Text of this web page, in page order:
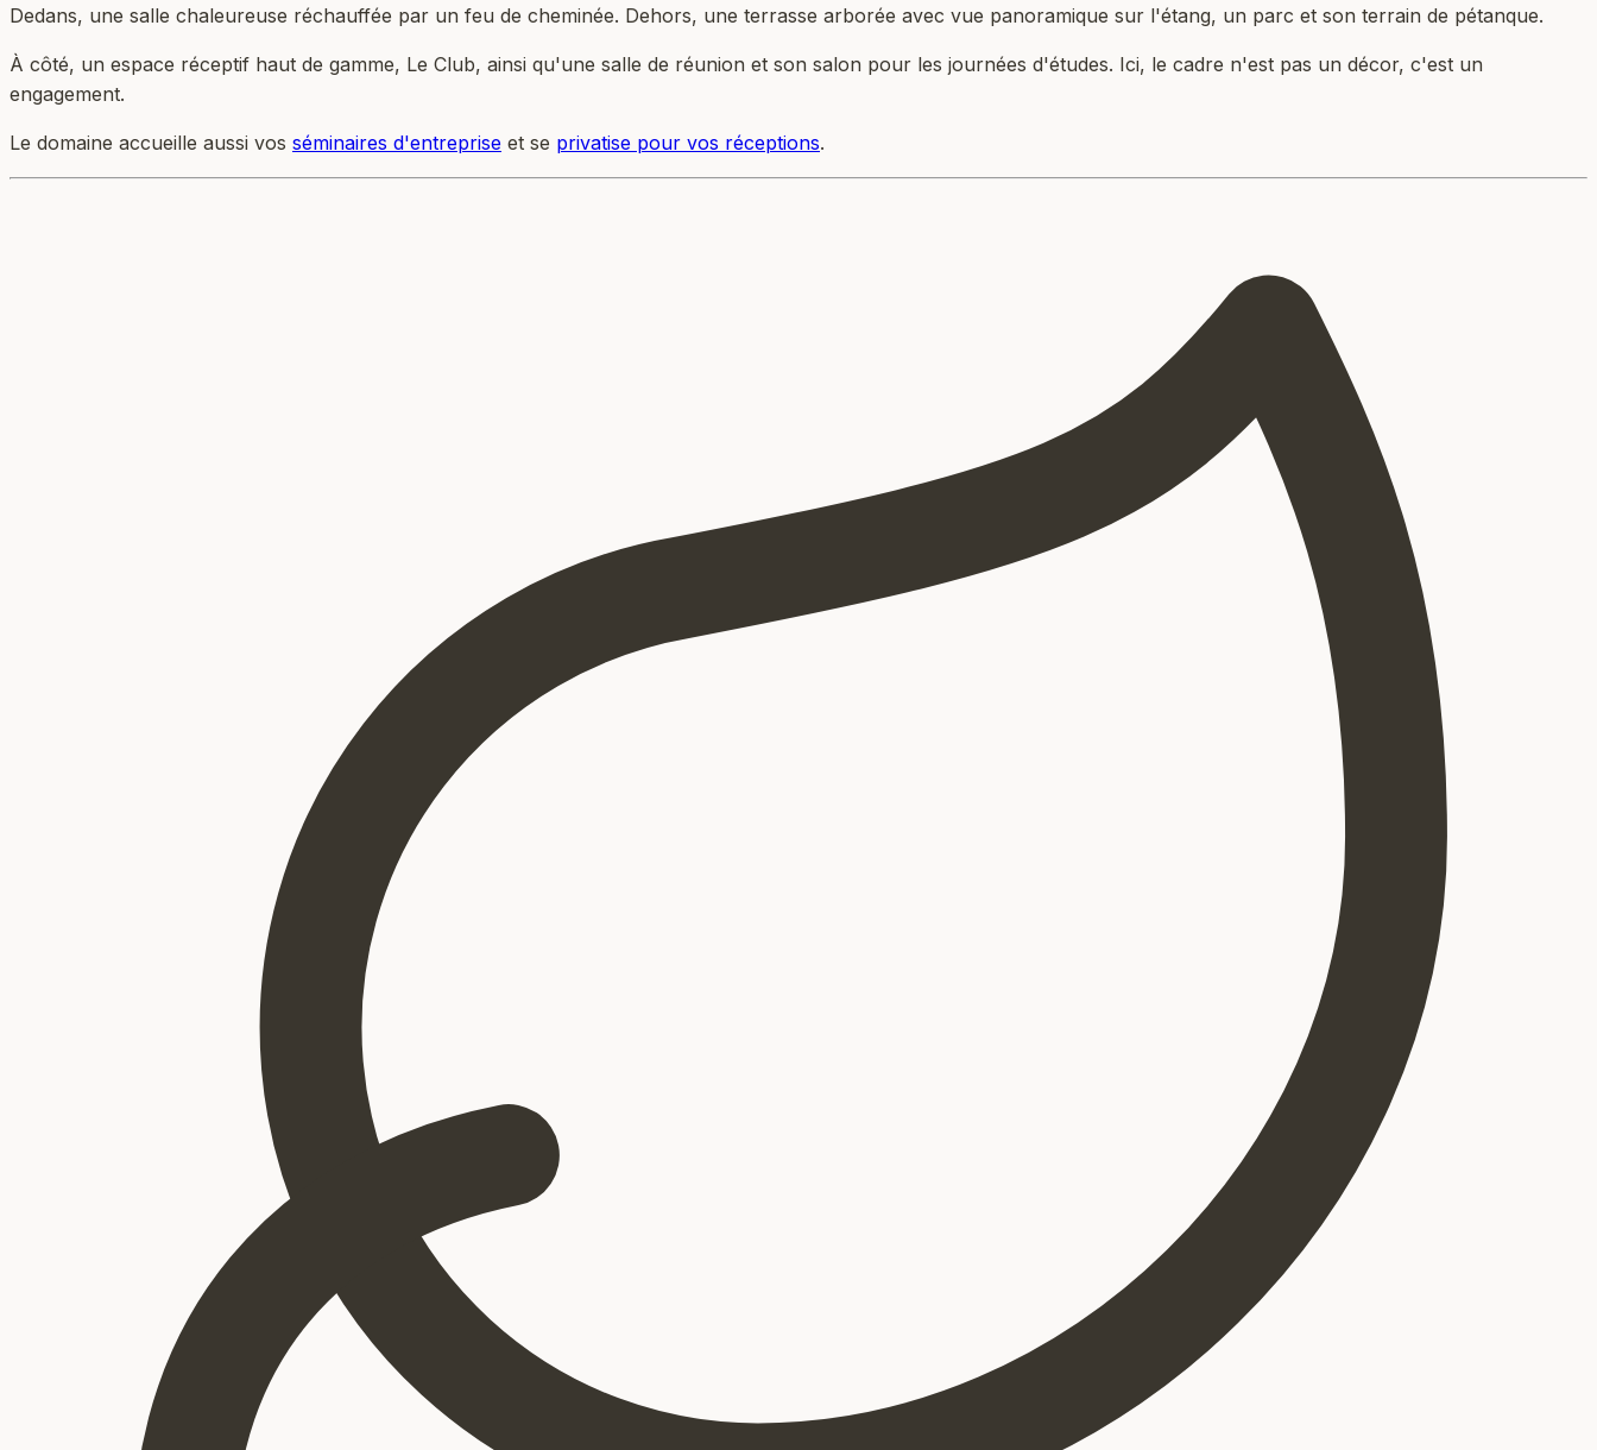
Dedans, une salle chaleureuse réchauffée par un feu de cheminée. Dehors, une terrasse arborée avec vue panoramique sur l'étang, un parc et son terrain de pétanque.
À côté, un espace réceptif haut de gamme, Le Club, ainsi qu'une salle de réunion et son salon pour les journées d'études. Ici, le cadre n'est pas un décor, c'est un
engagement.
Le domaine accueille aussi vos séminaires d'entreprise et se privatise pour vos réceptions.